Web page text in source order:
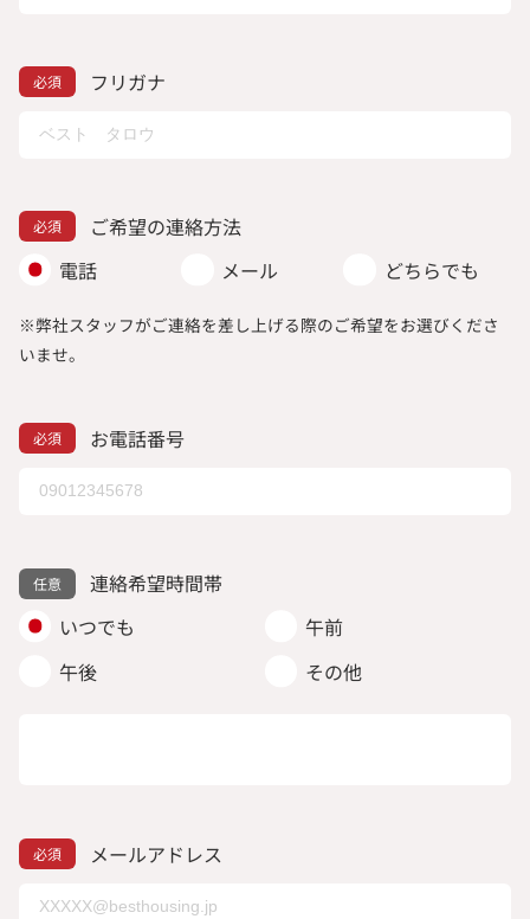
フリガナ
ご希望の連絡方法
電話
メール どちらでも
※弊社スタッフがご連絡を差し上げる際のご希望をお選びくださ
いませ。
お電話番号
連絡希望時間帯
いつでも
午前
午後
その他
メールアドレス